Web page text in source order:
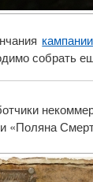
кампании
собрать
«Поляна